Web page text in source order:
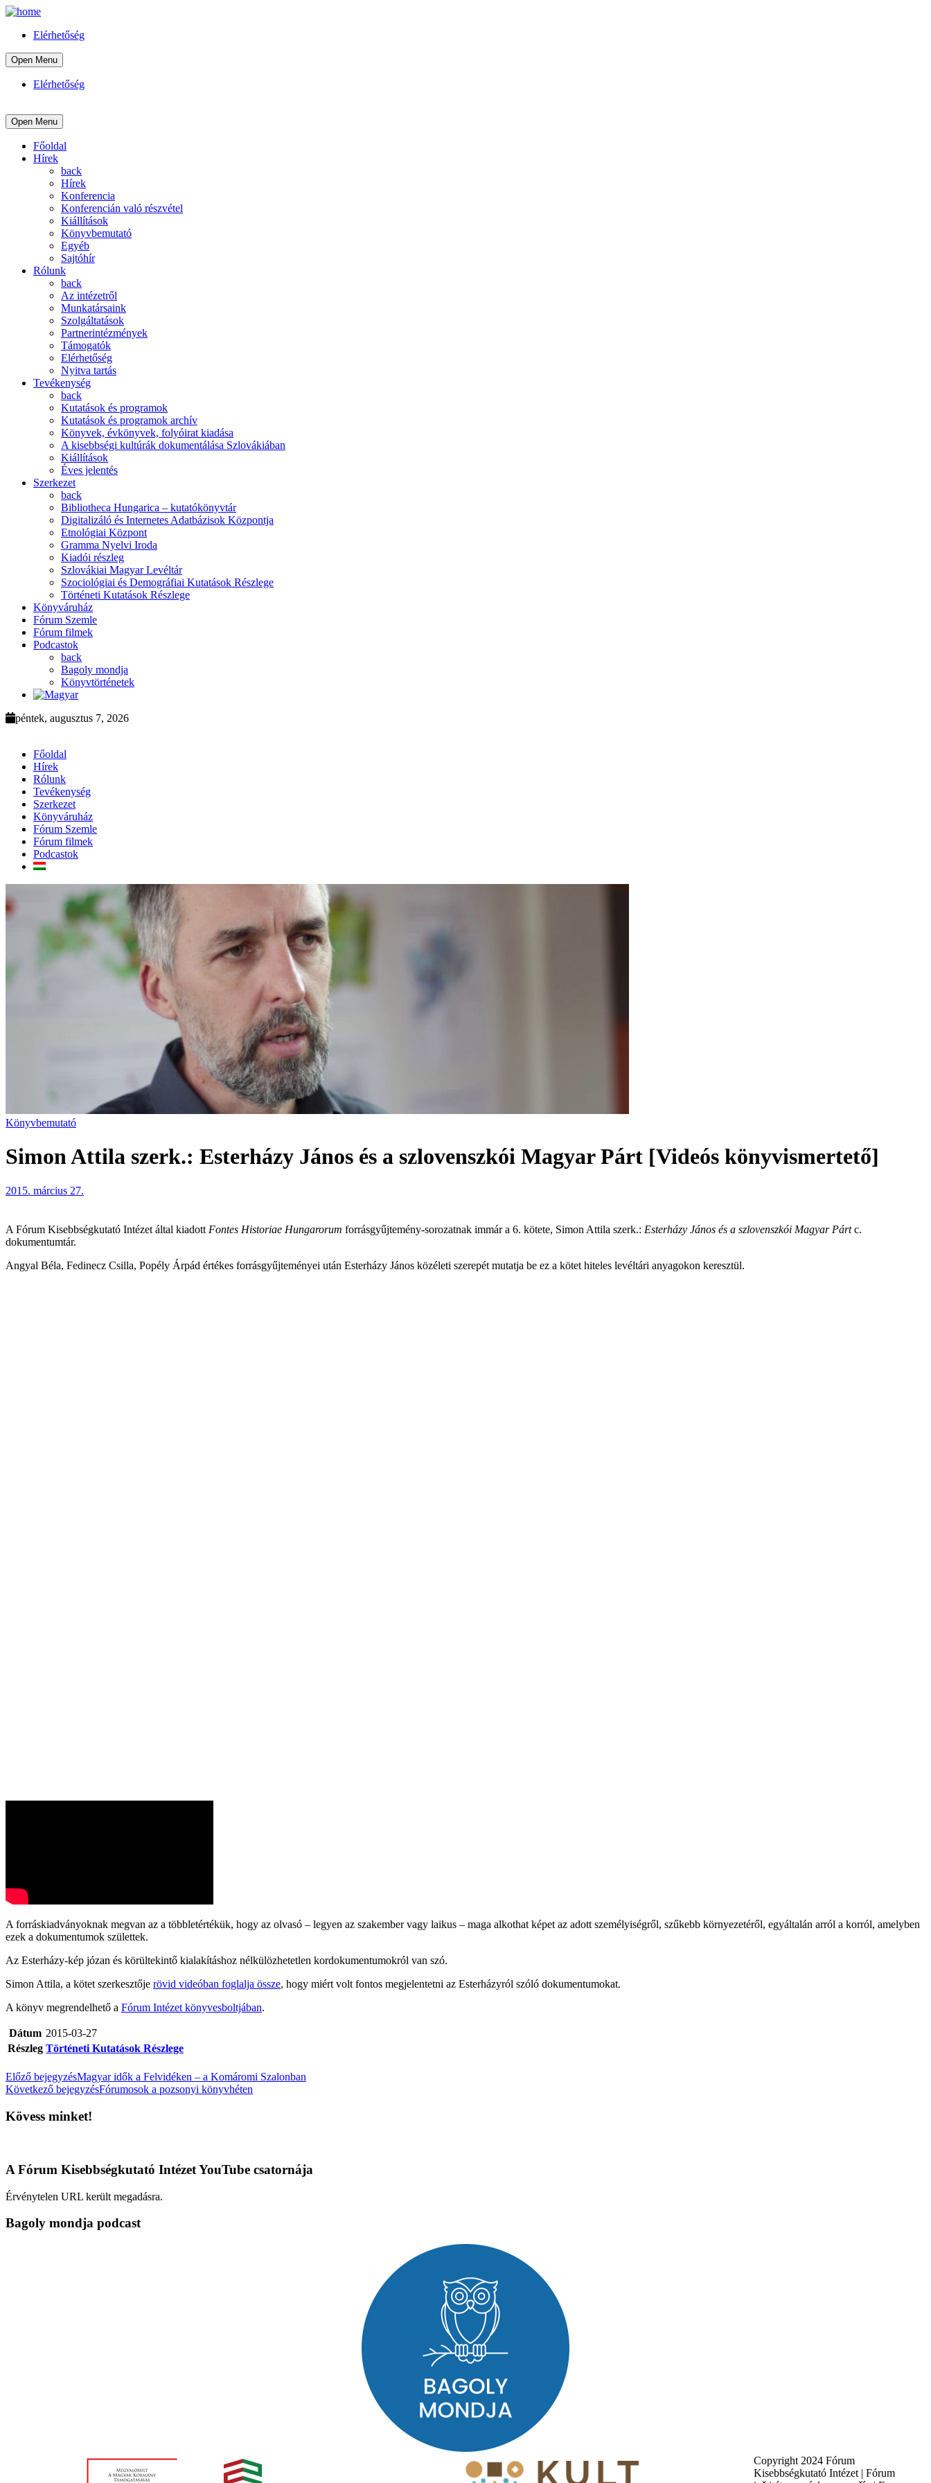
Elérhetőség
Open Menu
Elérhetőség
Open Menu
Főoldal
Hírek
back
Hírek
Konferencia
Konferencián való részvétel
Kiállítások
Könyvbemutató
Egyéb
Sajtóhír
Rólunk
back
Az intézetről
Munkatársaink
Szolgáltatások
Partnerintézmények
Támogatók
Elérhetőség
Nyitva tartás
Tevékenység
back
Kutatások és programok
Kutatások és programok archív
Könyvek, évkönyvek, folyóirat kiadása
A kisebbségi kultúrák dokumentálása Szlovákiában
Kiállítások
Éves jelentés
Szerkezet
back
Bibliotheca Hungarica – kutatókönyvtár
Digitalizáló és Internetes Adatbázisok Központja
Etnológiai Központ
Gramma Nyelvi Iroda
Kiadói részleg
Szlovákiai Magyar Levéltár
Szociológiai és Demográfiai Kutatások Részlege
Történeti Kutatások Részlege
Könyváruház
Fórum Szemle
Fórum filmek
Podcastok
back
Bagoly mondja
Könyvtörténetek
péntek, augusztus 7, 2026
Főoldal
Hírek
Rólunk
Tevékenység
Szerkezet
Könyváruház
Fórum Szemle
Fórum filmek
Podcastok
Könyvbemutató
Simon Attila szerk.: Esterházy János és a szlovenszkói Magyar Párt [Videós könyvismertető]
2015. március 27.
A Fórum Kisebbségkutató Intézet által kiadott Fontes Historiae Hungarorum forrásgyűjtemény-sorozatnak immár a 6. kötete, Simon Attila szerk.: Esterházy János és a szlovenszkói Magyar Pártc.
dokumentumtár.
Angyal Béla, Fedinecz Csilla, Popély Árpád értékes forrásgyűjteményei után Esterházy János közéleti szerepét mutatja be ez a kötet hiteles levéltári anyagokon keresztül.
A forráskiadványoknak megvan az a többletértékük, hogy az olvasó – legyen az szakember vagy laikus – maga alkothat képet az adott személyiségről, szűkebb környezetéről, egyáltalán arról a korról, amelyben
ezek a dokumentumok születtek.
Az Esterházy-kép józan és körültekintő kialakításhoz nélkülözhetetlen kordokumentumokról van szó.
Simon Attila, a kötet szerkesztője rövid videóban foglalja össze, hogy miért volt fontos megjelentetni az Esterházyról szóló dokumentumokat.
A könyv megrendelhető a Fórum Intézet könyvesboltjában.
Dátum 2015-03-27
Részleg Történeti Kutatások Részlege
Előző bejegyzésMagyar idők a Felvidéken – a Komáromi Szalonban
Következő bejegyzésFórumosok a pozsonyi könyvhéten
Kövess minket!
A Fórum Kisebbségkutató Intézet YouTube csatornája
Érvénytelen URL került megadásra.
Bagoly mondja podcast
Copyright 2024 Fórum
Kisebbségkutató Intézet | Fórum